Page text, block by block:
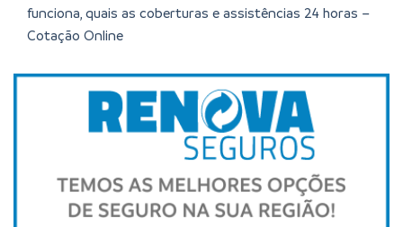
funciona, quais as coberturas e assistências 24 horas –
Cotação Online